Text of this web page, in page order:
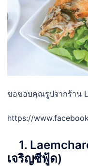
ขอขอบคุณรูปจากร้าน
https://
1.
เจริญซีฟู้ด)